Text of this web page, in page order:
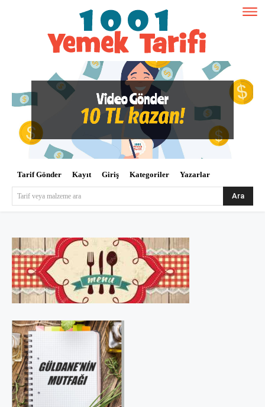
Tarif Gönder Kayıt Giriş Kategoriler Yazarlar
Tarif veya malzeme ara Ara